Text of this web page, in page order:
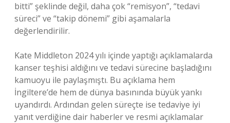
bitti” şeklinde değil, daha çok “remisyon”, “tedavi
süreci” ve “takip dönemi” gibi aşamalarla
değerlendirilir.
Kate Middleton 2024 yılı içinde yaptığı açıklamalarda
kanser teşhisi aldığını ve tedavi sürecine başladığını
kamuoyu ile paylaşmıştı. Bu açıklama hem
İngiltere’de hem de dünya basınında büyük yankı
uyandırdı. Ardından gelen süreçte ise tedaviye iyi
yanıt verdiğine dair haberler ve resmi açıklamalar